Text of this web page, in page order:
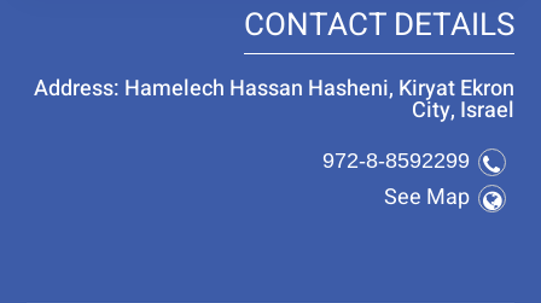
CONTACT DETAILS
Address: Hamelech Hassan Hasheni, Kiryat Ekron
City, Israel
972-8-8592299
See Map